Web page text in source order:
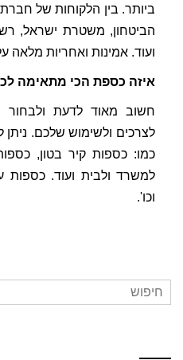
ביותר. בין הלקוחות של
הביטחון, משטרת ישראל,
ועוד. אמינות ואחריות מלאה
איזה כספת הכי מתאימה
חשוב מאוד לדעת ולבחור
לצרכים ולשימוש שלכם. ניתן
כמו: כספות קיר בטון,
למשרד ולבית ועוד. כספות
וכו'.